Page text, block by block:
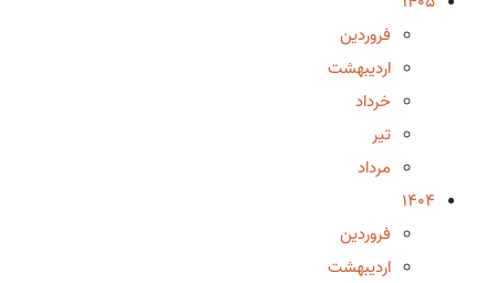
فروردین
اردیبهشت
خرداد
تیر
مرداد
1404
فروردین
اردیبهشت